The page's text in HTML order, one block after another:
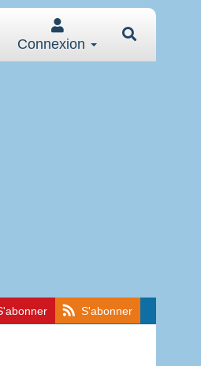
Connexion
S'abonner